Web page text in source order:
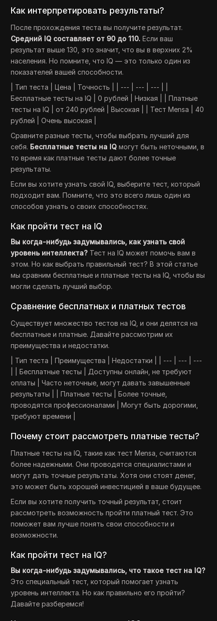
Как интерпретировать результаты?
После прохождения теста вы получите результат.
Средний IQ составляет от 90 до 110. Если ваш
результат выше 130, это значит, что вы в верхних 2%
населения. Но помните, что IQ — это только один из
показателей вашей способности.
| Тип теста | Цена | Точность | | --- | --- | --- | |
Бесплатные тесты на IQ | 0 рублей | Низкая | | Платные
тесты на IQ | от 240 рублей | Высокая | | Тест Mensa | 40
рублей | Очень высокая |
Сравните разные тесты, чтобы выбрать лучший для
себя. Бесплатные тесты на IQ могут быть неточными, в
то время как платные тесты дают более точные
результаты.
Если вы хотите узнать свой IQ, выберите тест, который
подходит вам. Помните, что это всего лишь один из
способов узнать о своих способностях.
Как пройти тест на IQ
Вы когда-нибудь задумывались, как узнать свой
уровень интеллекта? Тест на IQ может помочь вам в
этом. Но как выбрать правильный тест? В этой статье
мы сравним бесплатные и платные тесты на IQ, чтобы вы
могли сделать лучший выбор.
Сравнение бесплатных и платных тестов
Существует множество тестов на IQ, и они делятся на
бесплатные и платные. Давайте рассмотрим их
преимущества и недостатки.
| Тип теста | Преимущества | Недостатки | | --- | --- | ---
| | Бесплатные тесты | Доступны онлайн, не требуют
оплаты | Часто неточные, могут давать завышенные
результаты | | Платные тесты | Более точные,
проводятся профессионалами | Могут быть дорогими,
требуют времени |
Почему стоит рассмотреть платные тесты?
Платные тесты на IQ, такие как тест Mensa, считаются
более надежными. Они проводятся специалистами и
могут дать точные результаты. Хотя они стоят денег,
это может быть хорошей инвестицией в ваше будущее.
Если вы хотите получить точный результат, стоит
рассмотреть возможность пройти платный тест. Это
поможет вам лучше понять свои способности и
возможности.
Как пройти тест на IQ?
Вы когда-нибудь задумывались, что такое тест на IQ?
Это специальный тест, который помогает узнать
уровень интеллекта. Но как правильно его пройти?
Давайте разберемся!